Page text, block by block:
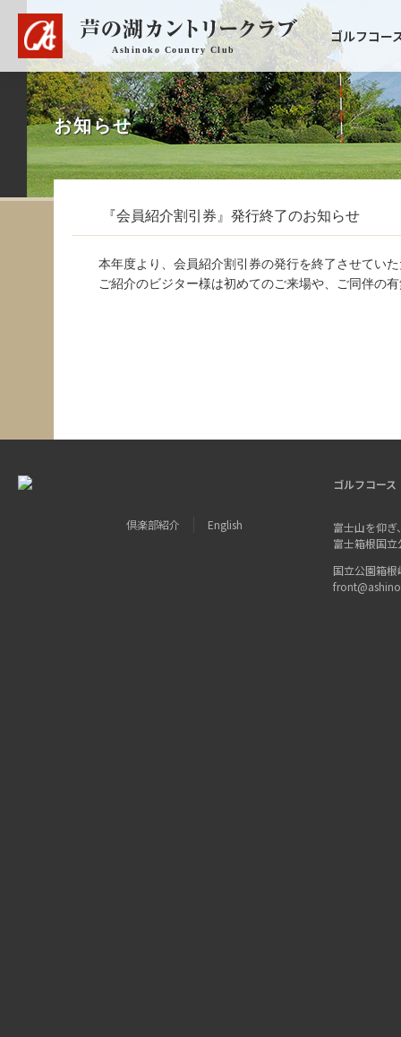
ゴルフコー
お知らせ
『会員紹介割引券』発行終了のお知らせ
本年度より、会員紹介割引券の発行を終了させてい
ご紹介のビジター様は初めてのご来場や、ご同伴の
倶楽部紹介 English
ゴルフコース
富士山を仰
富士箱根国
国立公園箱